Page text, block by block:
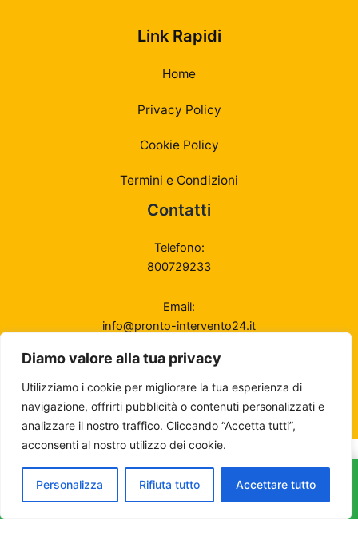
Diamo valore alla tua privacy
Utilizziamo i cookie per migliorare la tua esperienza di
navigazione, offrirti pubblicità o contenuti personalizzati e
analizzare il nostro traffico. Cliccando “Accetta tutti”,
acconsenti al nostro utilizzo dei cookie.
Personalizza Rifiuta tutto Accettare tutto
CHIAMA: 0498258145
Link Rapidi
Home
Privacy Policy
Cookie Policy
Termini e Condizioni
Contatti
Telefono:
800729233
Email:
info@pronto-intervento24.it
Disponibilità
24/7 — Sempre operativi
Copyright Direct24 Web Advertising LTD . - All Rights Reserved |
Company Number 663757 | E-mail: info@pronto-intervento24.it